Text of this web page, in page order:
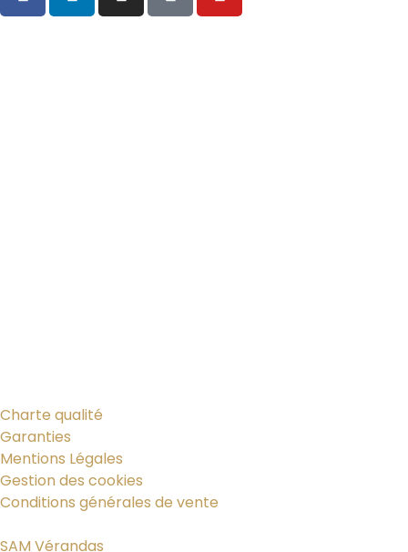
Charte qualité
Garanties
Mentions Légales
Gestion des cookies
Conditions générales de vente
SAM Vérandas